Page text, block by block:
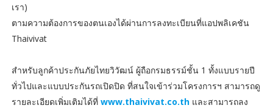
เรา)
ตามความต้องการของตนเองได้ผ่านการลงทะเบียนที่แอปพลิเคชัน
Thaivivat
สำหรับลูกค้าประกันภัยไทยวิวัฒน์ ผู้ถือกรมธรรม์ชั้น 1 ทั้งแบบรายปี
ทั่วไปและแบบประกันรถเปิดปิด ที่สนใจเข้าร่วมโครงการฯ สามารถดู
รายละเอียดเพิ่มเติมได้ที่ www.thaivivat.co.thและสามารถลง